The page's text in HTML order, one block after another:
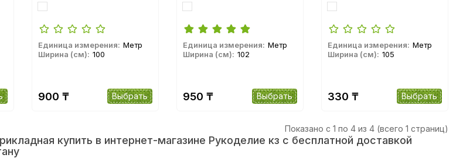
Единица измерения: Метр
Ширина (см): 100
900 ₸ Выбрать
Единица измерения: Метр
Ширина (см): 102
950 ₸ Выбрать
Единица измерения: Метр
Ширина (см): 105
330 ₸ Выбрать
Показано с 1 по 4 из 4 (всего 1 страниц)
купить в интернет-магазине Рукоделие кз с бесплатной доставкой